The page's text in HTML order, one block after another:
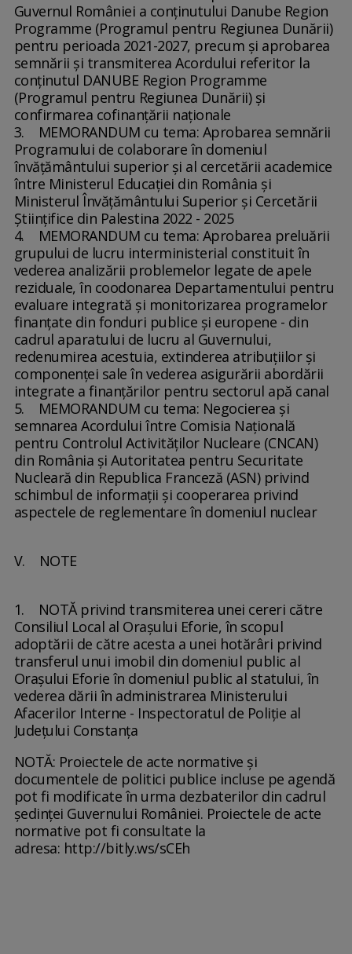
Guvernul României a conţinutului Danube Region
Programme (Programul pentru Regiunea Dunării)
pentru perioada 2021-2027, precum şi aprobarea
semnării şi transmiterea Acordului referitor la
conţinutul DANUBE Region Programme
(Programul pentru Regiunea Dunării) şi
confirmarea cofinanţării naţionale
3. MEMORANDUM cu tema: Aprobarea semnării
Programului de colaborare în domeniul
învăţământului superior şi al cercetării academice
între Ministerul Educaţiei din România şi
Ministerul Învăţământului Superior şi Cercetării
Ştiinţifice din Palestina 2022 - 2025
4. MEMORANDUM cu tema: Aprobarea preluării
grupului de lucru interministerial constituit în
vederea analizării problemelor legate de apele
reziduale, în coodonarea Departamentului pentru
evaluare integrată şi monitorizarea programelor
finanţate din fonduri publice şi europene - din
cadrul aparatului de lucru al Guvernului,
redenumirea acestuia, extinderea atribuţiilor şi
componenţei sale în vederea asigurării abordării
integrate a finanţărilor pentru sectorul apă canal
5. MEMORANDUM cu tema: Negocierea şi
semnarea Acordului între Comisia Naţională
pentru Controlul Activităţilor Nucleare (CNCAN)
din România şi Autoritatea pentru Securitate
Nucleară din Republica Franceză (ASN) privind
schimbul de informații şi cooperarea privind
aspectele de reglementare în domeniul nuclear
V. NOTE
1. NOTĂ privind transmiterea unei cereri către
Consiliul Local al Oraşului Eforie, în scopul
adoptării de către acesta a unei hotărâri privind
transferul unui imobil din domeniul public al
Oraşului Eforie în domeniul public al statului, în
vederea dării în administrarea Ministerului
Afacerilor Interne - Inspectoratul de Poliţie al
Judeţului Constanţa
NOTĂ: Proiectele de acte normative și
documentele de politici publice incluse pe agendă
pot fi modificate în urma dezbaterilor din cadrul
ședinței Guvernului României. Proiectele de acte
normative pot fi consultate la
adresa: http://bitly.ws/sCEh